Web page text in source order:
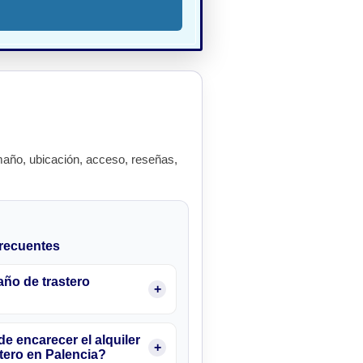
ubicación, acceso, reseñas,
de trastero
encarecer el alquiler
en Palencia?